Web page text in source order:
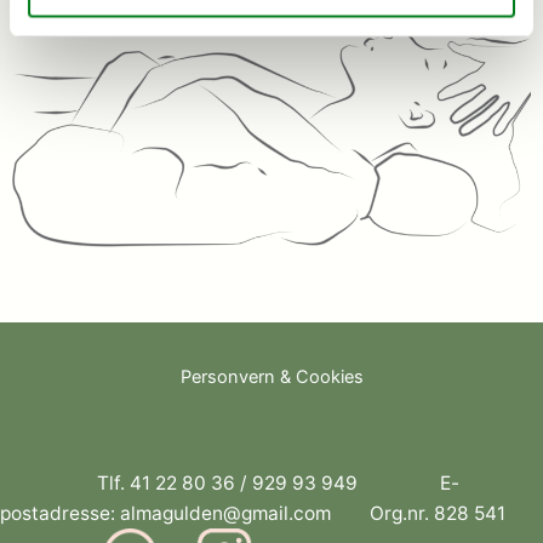
Personvern & Cookies
Tlf. 41 22 80 36 / 929 93 949 E-
postadresse: almagulden@gmail.com Org.nr. 828 541